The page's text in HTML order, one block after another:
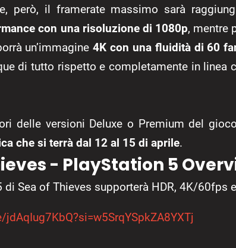
però, il framerate massimo sarà
con una risoluzione di 1080p, mentre
un’immagine4K con una fluidità di 60
di tutto rispetto e completamente in linea
delle versioni Deluxe o Premium del
che si terrà dal 12 al 15 di aprile.
- PlayStation 5
di Sea of Thieves supporterà HDR, 4K/60fps